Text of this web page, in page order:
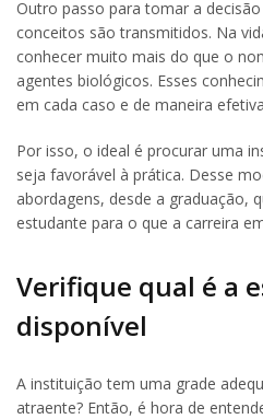
Outro passo para tomar a
conceitos são transmitidos. Na
conhecer muito mais do que o
agentes biológicos. Esses
em cada caso e de maneira
Por isso, o ideal é procurar uma
seja favorável à prática. Desse
abordagens, desde a graduação,
estudante para o que a carreira
Verifique qual é a
disponível
A instituição tem uma grade
atraente? Então, é hora de